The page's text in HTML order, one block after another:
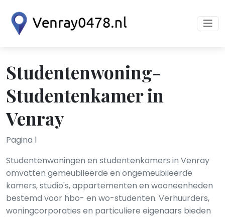
Studentenwoning-
Studentenkamer in
Venray
Pagina 1
Studentenwoningen en studentenkamers in Venray
omvatten gemeubileerde en ongemeubileerde
kamers, studio's, appartementen en wooneenheden
bestemd voor hbo- en wo-studenten. Verhuurders,
woningcorporaties en particuliere eigenaars bieden